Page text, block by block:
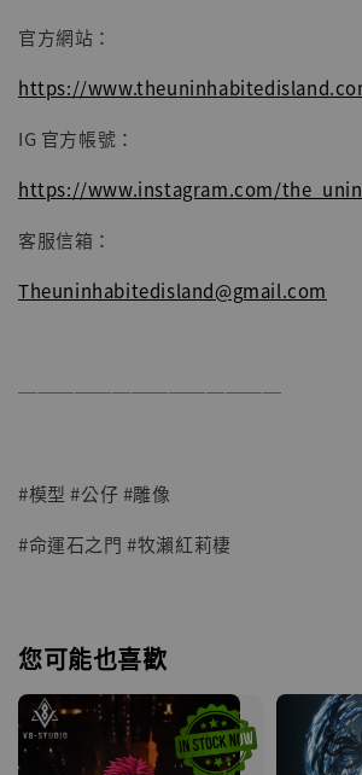
官方網站：
https://
IG 官方帳號：
https://www.instagram.com/
客服信箱：
Theuninhabitedisland@gmail.com
──────────────
#模型 #公仔 #雕像
#命運石之門 #牧瀨紅莉棲
您可能也喜歡